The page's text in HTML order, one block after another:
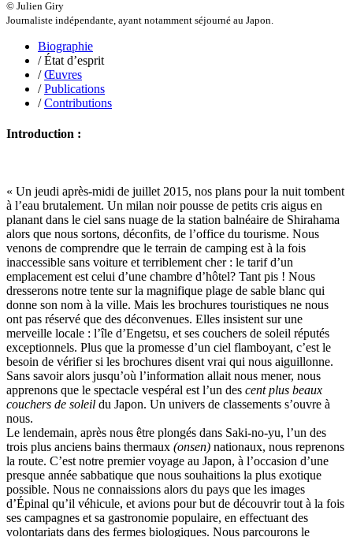
Rasse Rémy
Revel Luc de
Ripart Jacqueline
Rizzato Tullio
Rochez Carine
Rondón Analía
Roux Baptiste
Sapin-Defour Cédric
Sattler Alexandre
Sauquet Michel
Sauve Philippe
Shipton Eric
Sibony Julie
Sokpakbaïev Berdibek
Soleilhavoup François
Squillace Sophie
Stuck Hudson
Sylvestre Françoise
Tardieu Marc
Terrisse Marc
Tesson Sylvain
Thevenet Jacqueline
Touboul Marion
Trouplin Boris
Troussier Virginie
Tuilier Romain
Tulane Fabrice
Tzapoff Antoine
Ujfalvy-Bourdon Marie de
Urbain Jean-Didier
© Julien Giry
Journaliste indépendante, ayant notamment séjourné au Japon.
Biographie
/ État d’esprit
/Œuvres
/Publications
/Contributions
Introduction :
« Un jeudi après-midi de juillet 2015, nos plans pour la nuit tombent
à l’eau brutalement. Un milan noir pousse de petits cris aigus en
planant dans le ciel sans nuage de la station balnéaire de Shirahama
alors que nous sortons, déconfits, de l’office du tourisme. Nous
venons de comprendre que le terrain de camping est à la fois
inaccessible sans voiture et terriblement cher : le tarif d’un
emplacement est celui d’une chambre d’hôtel? Tant pis ! Nous
dresserons notre tente sur la magnifique plage de sable blanc qui
donne son nom à la ville. Mais les brochures touristiques ne nous
ont pas réservé que des déconvenues. Elles insistent sur une
merveille locale : l’île d’Engetsu, et ses couchers de soleil réputés
exceptionnels. Plus que la promesse d’un ciel flamboyant, c’est le
besoin de vérifier si les brochures disent vrai qui nous aiguillonne.
Sans savoir alors jusqu’où l’information allait nous mener, nous
apprenons que le spectacle vespéral est l’un des cent plus beaux
couchers de soleil du Japon. Un univers de classements s’ouvre à
nous.
Le lendemain, après nous être plongés dans Saki-no-yu, l’un des
trois plus anciens bains thermaux (onsen) nationaux, nous reprenons
la route. C’est notre premier voyage au Japon, à l’occasion d’une
presque année sabbatique que nous souhaitions la plus exotique
possible. Nous ne connaissions alors du pays que les images
d’Épinal qu’il véhicule, et avions pour but de découvrir tout à la fois
ses campagnes et sa gastronomie populaire, en effectuant des
volontariats dans des fermes biologiques. Nous parcourons le